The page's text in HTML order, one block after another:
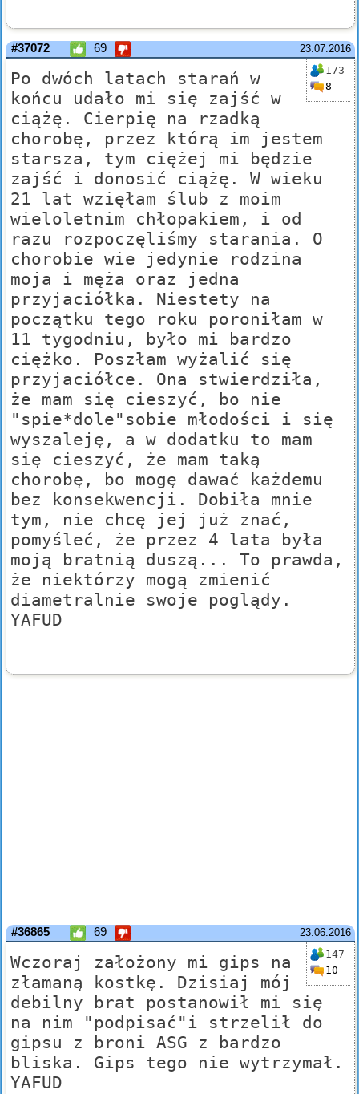
23.07.2016
#37072 69
173
8
Po dwóch latach starań w
końcu udało mi się zajść w
ciążę. Cierpię na rzadką
chorobę, przez którą im jestem
starsza, tym ciężej mi będzie
zajść i donosić ciążę. W wieku
21 lat wzięłam ślub z moim
wieloletnim chłopakiem, i od
razu rozpoczęliśmy starania. O
chorobie wie jedynie rodzina
moja i męża oraz jedna
przyjaciółka. Niestety na
początku tego roku poroniłam w
11 tygodniu, było mi bardzo
ciężko. Poszłam wyżalić się
przyjaciółce. Ona stwierdziła,
że mam się cieszyć, bo nie
"spie*dole"sobie młodości i się
wyszaleję, a w dodatku to mam
się cieszyć, że mam taką
chorobę, bo mogę dawać każdemu
bez konsekwencji. Dobiła mnie
tym, nie chcę jej już znać,
pomyśleć, że przez 4 lata była
moją bratnią duszą... To prawda,
że niektórzy mogą zmienić
diametralnie swoje poglądy.
YAFUD
23.06.2016
#36865 69
147
10
Wczoraj założony mi gips na
złamaną kostkę. Dzisiaj mój
debilny brat postanowił mi się
na nim "podpisać"i strzelił do
gipsu z broni ASG z bardzo
bliska. Gips tego nie wytrzymał.
YAFUD